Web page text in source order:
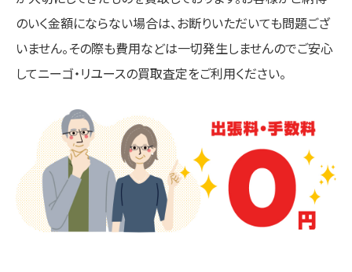
のいく金額にならない場合は、お断りいただいても問題ござ
いません。その際も費用などは一切発生しませんのでご安心
してニーゴ・リユースの買取査定をご利用ください。